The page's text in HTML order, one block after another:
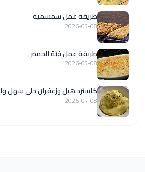
طريقة عمل سمسمية
2026-07-08
طريقة عمل فتة الحمص
2026-07-08
كاسترد هيل وزعفران حلى سهل
2026-07-08